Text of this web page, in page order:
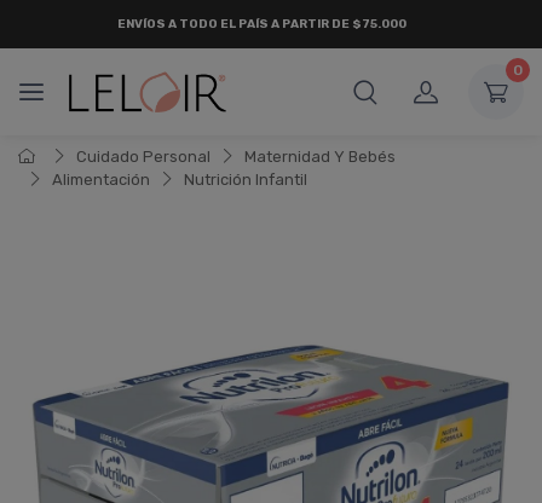
ENVÍOS A TODO EL PAÍS A PARTIR DE $75.000
0
Cuidado Personal
Maternidad Y Bebés
Alimentación
Nutrición Infantil